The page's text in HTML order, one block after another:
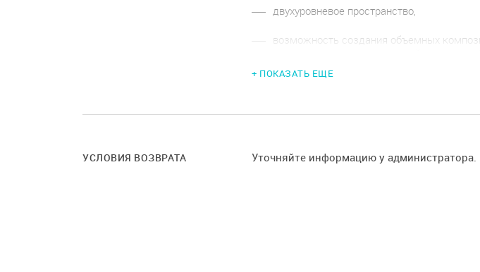
двухуровневое пространство,
возможность создания объемных
+ ПОКАЗАТЬ ЕЩЕ
УСЛОВИЯ ВОЗВРАТА Уточняйте информацию у администратора.